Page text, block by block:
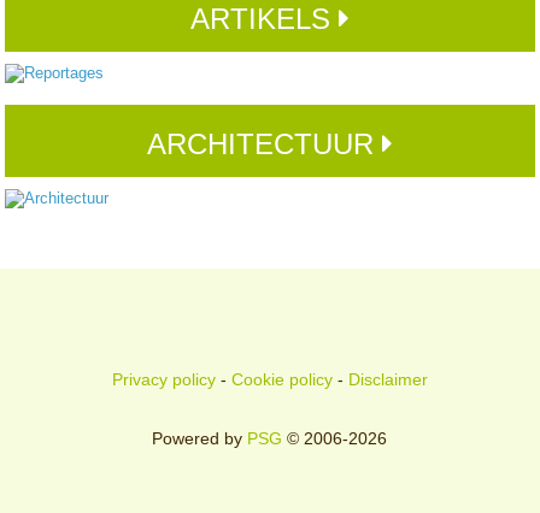
ARTIKELS
ARCHITECTUUR
Privacy policy- Cookie policy- Disclaimer
Powered by PSG © 2006-2026